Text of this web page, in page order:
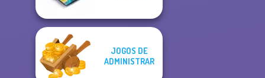
JOGOS DE
ADMINISTRAR